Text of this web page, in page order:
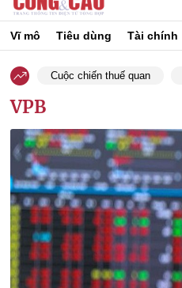
Vĩ mô Tiêu dùng Tài chính
Cuộc chiến thuế quan
VPB